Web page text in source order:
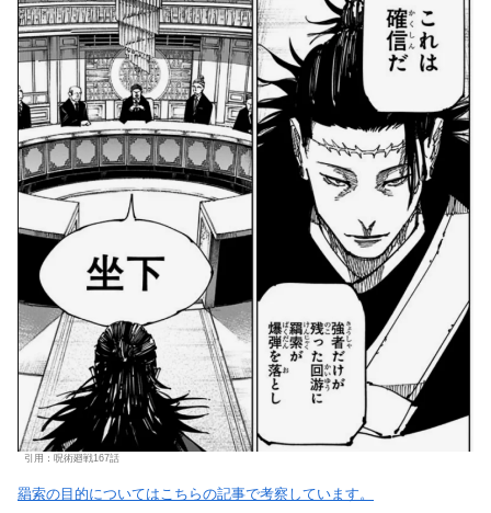
引用：呪術廻戦167話
羂索の目的についてはこちらの記事で考察しています。